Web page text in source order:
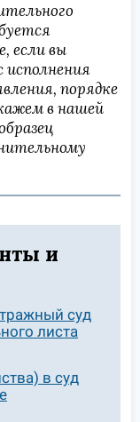
если вы
исполнения
порядке
в нашей
и
суд
листа
в суд